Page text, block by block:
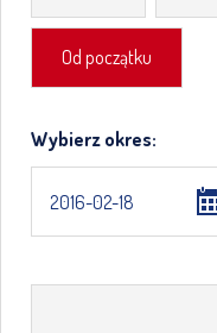
Od początku
Wybierz okres: